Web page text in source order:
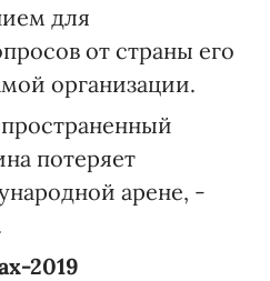
для
от страны его
организации.
потеряет
арене, -
2019